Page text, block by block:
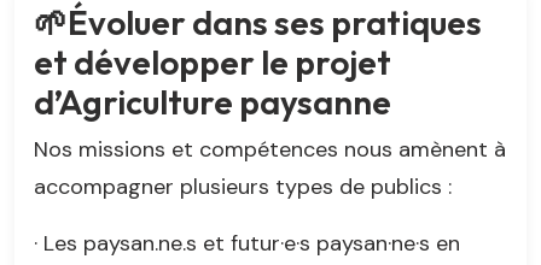
🌱Évoluer dans ses pratiques
et développer le projet
d’Agriculture paysanne
Nos missions et compétences nous amènent à
accompagner plusieurs types de publics :
· Les paysan.ne.s et futur·e·s paysan·ne·s en